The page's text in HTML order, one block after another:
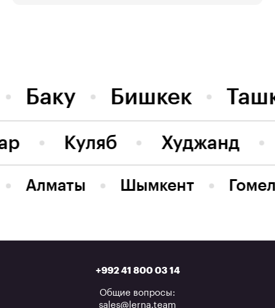
Баку Бишкек
Худжанд
Куляб
Алматы Шымкент
+992 41 800 03 14
Общие вопросы:
sales@lerna.team